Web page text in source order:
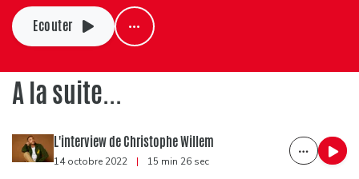
Ecouter
A la suite...
L'interview de Christophe Willem
14 octobre 2022 | 15 min 26 sec